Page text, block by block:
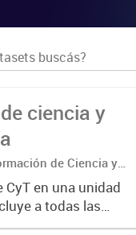
ciencia y
de Ciencia y
(SICYTAR)
CyT en una unidad
a todas las